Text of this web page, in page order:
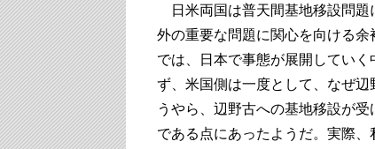
日米両国は普天間基地移設問題
外の重要な問題に関心を向ける
では、日本で事態が展開してい
ず、米国側は一度として、なぜ
うやら、辺野古への基地移設が
である点にあったようだ。実際、